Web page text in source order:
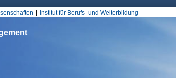
Institut für Berufs- und Weiterbildung